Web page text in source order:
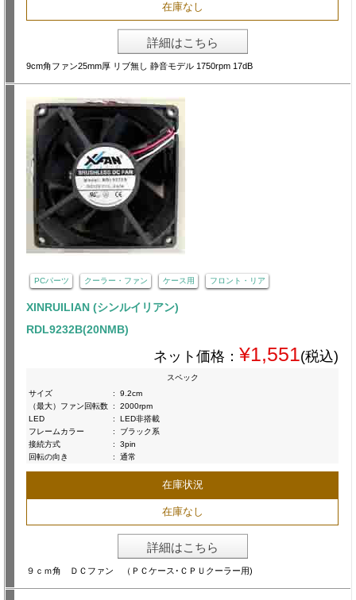
在庫なし
詳細はこちら
9cm角ファン25mm厚 リブ無し 静音モデル 1750rpm 17dB
PCパーツ クーラー・ファン ケース用 フロント・リア
XINRUILIAN (シンルイリアン)
RDL9232B(20NMB)
ネット価格： ¥1,551(税込)
スペック
サイズ
:
9.2cm
（最大）ファン回転数 :
2000rpm
LED
:
LED非搭載
フレームカラー
:
ブラック系
接続方式
:
3pin
回転の向き
: 通常
在庫状況
在庫なし
詳細はこちら
９ｃｍ角 ＤＣファン （ＰＣケース･ＣＰＵクーラー用)